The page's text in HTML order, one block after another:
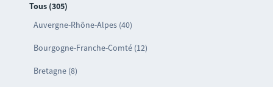
Tous (305)
Auvergne-Rhône-Alpes (40)
Bourgogne-Franche-Comté (12)
Bretagne (8)